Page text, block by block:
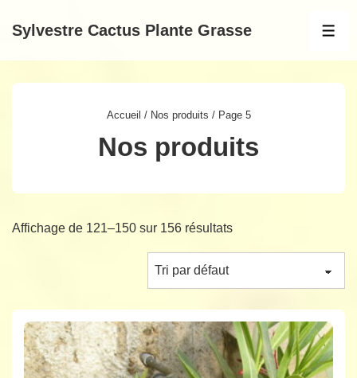
passer
Sylvestre Cactus Plante Grasse
Accueil / Nos produits / Page 5
Nos produits
Affichage de 121–150 sur 156 résultats